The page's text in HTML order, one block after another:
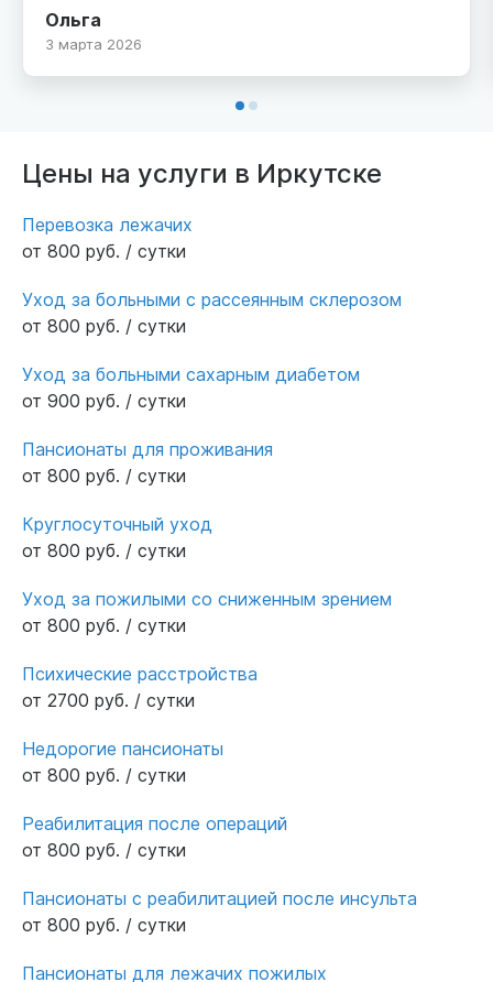
благодарность руководителю и всему
персоналу за доброе, трепетное отношение к
Ольга
3 марта 2026
Цены на услуги в Иркутске
Перевозка лежачих
от 800 руб. / сутки
Уход за больными с рассеянным склерозом
от 800 руб. / сутки
Уход за больными сахарным диабетом
от 900 руб. / сутки
Пансионаты для проживания
от 800 руб. / сутки
Круглосуточный уход
от 800 руб. / сутки
Уход за пожилыми со сниженным зрением
от 800 руб. / сутки
Психические расстройства
от 2700 руб. / сутки
Недорогие пансионаты
от 800 руб. / сутки
Реабилитация после операций
от 800 руб. / сутки
Пансионаты с реабилитацией после инсульта
от 800 руб. / сутки
Пансионаты для лежачих пожилых